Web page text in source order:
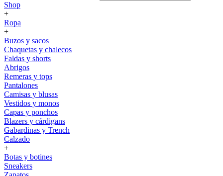
Shop
+
Ropa
+
Buzos y sacos
Chaquetas y chalecos
Faldas y shorts
Abrigos
Remeras y tops
Pantalones
Camisas y blusas
Vestidos y monos
Capas y ponchos
Blazers y cárdigans
Gabardinas y Trench
Calzado
+
Botas y botines
Sneakers